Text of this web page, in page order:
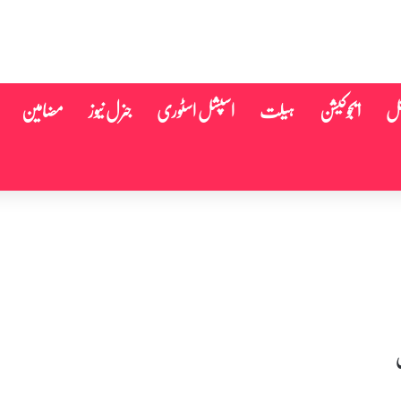
ایجوکیشن ہیلت اسپشل اسٹوری جنرل نیوز مضامین